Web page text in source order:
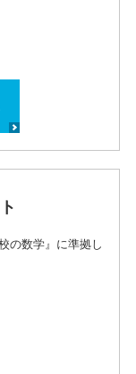
の数学』に準拠し